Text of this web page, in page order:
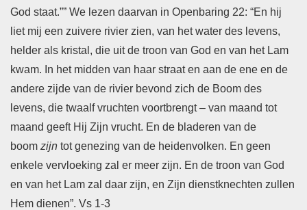
God staat.”” We lezen daarvan in Openbaring 22: “En hij
liet mij een zuivere rivier zien, van het water des levens,
helder als kristal, die uit de troon van God en van het Lam
kwam. In het midden van haar straat en aan de ene en de
andere zijde van de rivier bevond zich de Boom des
levens, die twaalf vruchten voortbrengt – van maand tot
maand geeft Hij Zijn vrucht. En de bladeren van de
boom zijn tot genezing van de heidenvolken. En geen
enkele vervloeking zal er meer zijn. En de troon van God
en van het Lam zal daar zijn, en Zijn dienstknechten zullen
Hem dienen”. Vs 1-3